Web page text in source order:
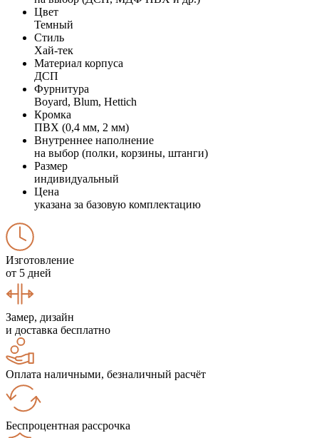
Цвет
Темный
Стиль
Хай-тек
Материал корпуса
ДСП
Фурнитура
Boyard, Blum, Hettich
Кромка
ПВХ (0,4 мм, 2 мм)
Внутреннее наполнение
на выбор (полки, корзины, штанги)
Размер
индивидуальный
Цена
указана за базовую комплектацию
Изготовление
от 5 дней
Замер, дизайн
и доставка бесплатно
Оплата наличными, безналичный расчёт
Беспроцентная рассрочка